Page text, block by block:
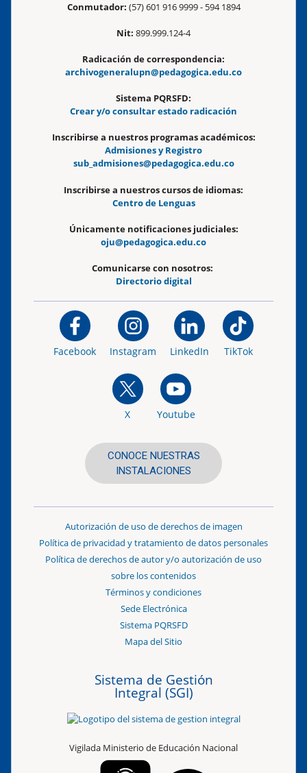
Conmutador: (57) 601 916 9999 - 594 1894
Nit: 899.999.124-4
Radicación de correspondencia:
archivogeneralupn@pedagogica.edu.co
Sistema PQRSFD:
Crear y/o consultar estado radicación
Inscribirse a nuestros programas académicos:
Admisiones y Registro
sub_admisiones@pedagogica.edu.co
Inscribirse a nuestros cursos de idiomas:
Centro de Lenguas
Únicamente notificaciones judiciales:
oju@pedagogica.edu.co
Comunicarse con nosotros:
Directorio digital
Facebook Instagram LinkedIn TikTok
X Youtube
CONOCE NUESTRAS
INSTALACIONES
Autorización de uso de derechos de imagen
Política de privacidad y tratamiento de datos personales
Política de derechos de autor y/o autorización de uso
sobre los contenidos
Términos y condiciones
Sede Electrónica
Sistema PQRSFD
Mapa del Sitio
Sistema de Gestión
Integral (SGI)
Vigilada Ministerio de Educación Nacional